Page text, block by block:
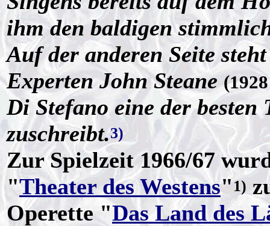
ihm den baldigen
Auf der anderen Seite
Experten John Steane
Di Stefano eine der besten
zuschreibt.3)
Zur Spielzeit 1966/67
"Theater des Westens"1)
Operette "Das Land des